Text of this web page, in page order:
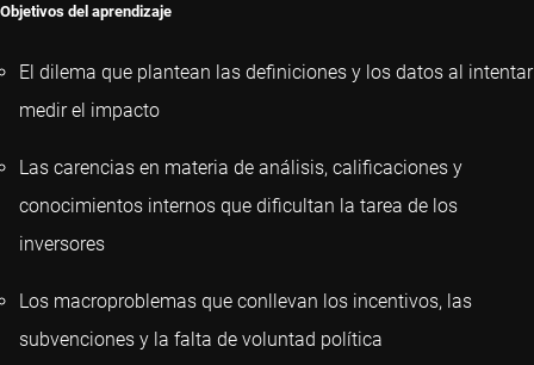
Objetivos del aprendizaje
El dilema que plantean las definiciones y los datos al intentar
medir el impacto
Las carencias en materia de análisis, calificaciones y
conocimientos internos que dificultan la tarea de los
inversores
Los macroproblemas que conllevan los incentivos, las
subvenciones y la falta de voluntad política